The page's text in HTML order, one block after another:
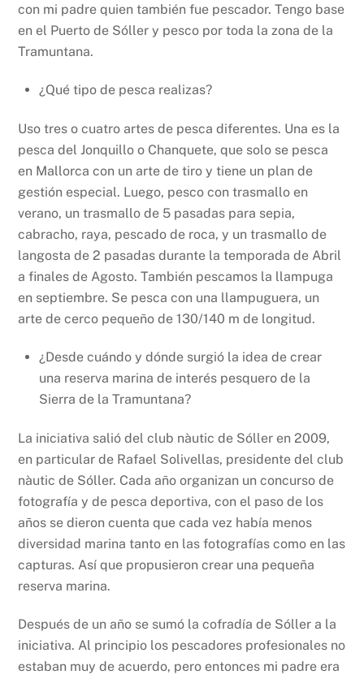
con mi padre quien también fue pescador. Tengo base
en el Puerto de Sóller y pesco por toda la zona de la
Tramuntana.
¿Qué tipo de pesca realizas?
Uso tres o cuatro artes de pesca diferentes. Una es la
pesca del Jonquillo o Chanquete, que solo se pesca
en Mallorca con un arte de tiro y tiene un plan de
gestión especial. Luego, pesco con trasmallo en
verano, un trasmallo de 5 pasadas para sepia,
cabracho, raya, pescado de roca, y un trasmallo de
langosta de 2 pasadas durante la temporada de Abril
a finales de Agosto. También pescamos la llampuga
en septiembre. Se pesca con una llampuguera, un
arte de cerco pequeño de 130/140 m de longitud.
¿Desde cuándo y dónde surgió la idea de crear
una reserva marina de interés pesquero de la
Sierra de la Tramuntana?
La iniciativa salió del club nàutic de Sóller en 2009,
en particular de Rafael Solivellas, presidente del club
nàutic de Sóller. Cada año organizan un concurso de
fotografía y de pesca deportiva, con el paso de los
años se dieron cuenta que cada vez había menos
diversidad marina tanto en las fotografías como en las
capturas. Así que propusieron crear una pequeña
reserva marina.
Después de un año se sumó la cofradía de Sóller a la
iniciativa. Al principio los pescadores profesionales no
estaban muy de acuerdo, pero entonces mi padre era